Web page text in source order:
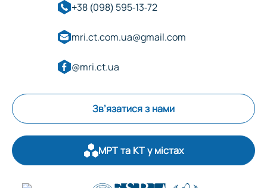
+38 (098) 595-13-72
mri.ct.com.ua@gmail.com
@mri.ct.ua
Зв’язатися з нами
МРТ та КТ у містах